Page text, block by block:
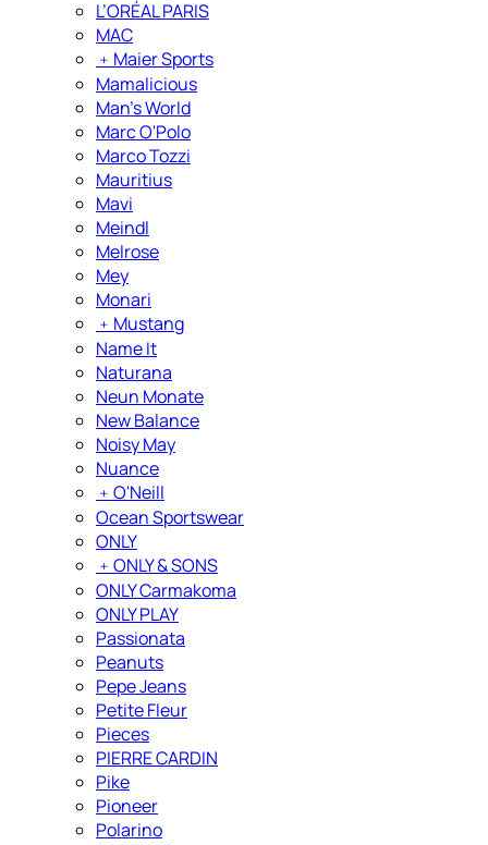
L’ORÉAL PARIS
MAC
﹢ Maier Sports
Mamalicious
Man's World
Marc O'Polo
Marco Tozzi
Mauritius
Mavi
Meindl
Melrose
Mey
Monari
﹢ Mustang
Name It
Naturana
Neun Monate
New Balance
Noisy May
Nuance
﹢ O'Neill
Ocean Sportswear
ONLY
﹢ ONLY & SONS
ONLY Carmakoma
ONLY PLAY
Passionata
Peanuts
Pepe Jeans
Petite Fleur
Pieces
PIERRE CARDIN
Pike
Pioneer
Polarino